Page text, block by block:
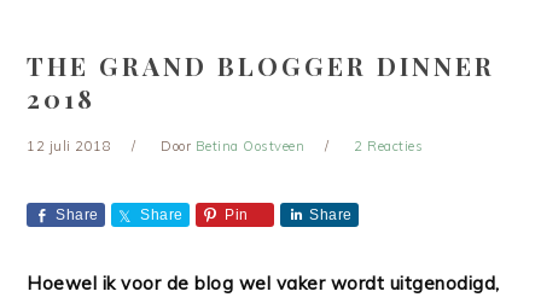
THE GRAND BLOGGER DINNER
2018
12 juli 2018 Door Betina Oostveen 2 Reacties
Share Share Pin Share
Hoewel ik voor de blog wel vaker wordt uitgenodigd,